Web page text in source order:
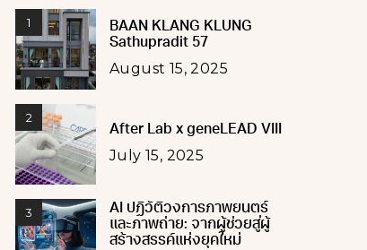
1
BAAN KLANG KLUNG
Sathupradit 57
August 15, 2025
2
After Lab x geneLEAD VIII
July 15, 2025
3
AI ปฏิวัติวงการภาพยนตร์
และภาพถ่าย: จากผู้ช่วยสู่ผู้
สร้างสรรค์แห่งยุคใหม่